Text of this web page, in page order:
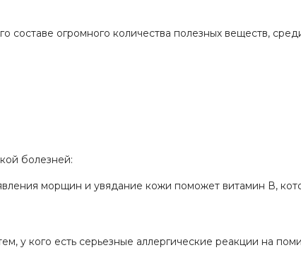
составе огромного количества полезных веществ,
болезней:
морщин и увядание кожи поможет витамин В,
у кого есть серьезные аллергические реакции на